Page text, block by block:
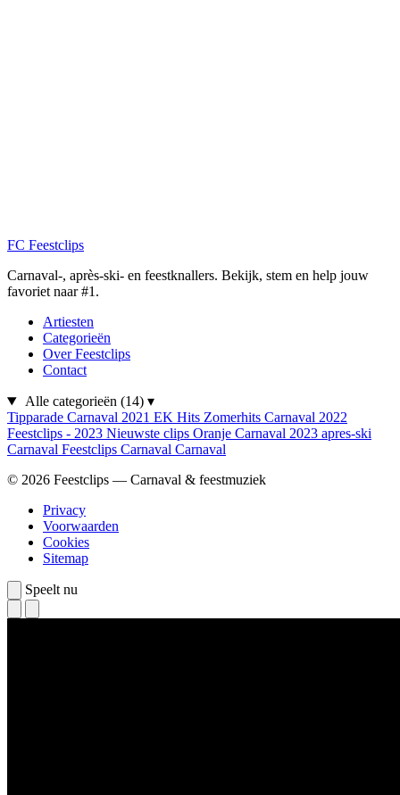
FC Feestclips
Carnaval-, après-ski- en feestknallers. Bekijk, stem en help jouw
favoriet naar #1.
Artiesten
Categorieën
Over Feestclips
Contact
Alle categorieën (14) ▾
Tipparade Carnaval 2021 EK Hits Zomerhits Carnaval 2022
Feestclips - 2023 Nieuwste clips Oranje Carnaval 2023 apres-ski
Carnaval Feestclips Carnaval Carnaval
© 2026 Feestclips — Carnaval & feestmuziek
Privacy
Voorwaarden
Cookies
Sitemap
Speelt nu